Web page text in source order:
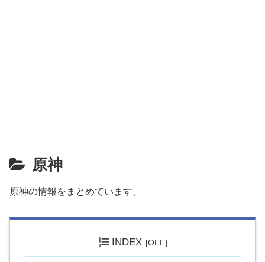
原神
原神の情報をまとめています。
INDEX